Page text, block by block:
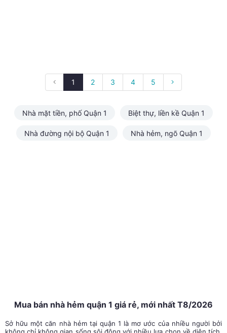
1 2 3 4 5
Nhà mặt tiền, phố Quận 1 Biệt thự, liền kề Quận 1
Nhà đường nội bộ Quận 1 Nhà hẻm, ngõ Quận 1
Mua bán nhà hẻm quận 1 giá rẻ, mới nhất T8/2026
Sở hữu một căn nhà hẻm tại quận 1 là mơ ước của nhiều người bởi